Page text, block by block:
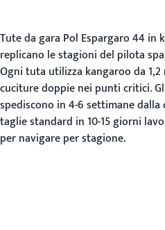
Tute da gara Pol Espargaro 44 in
replicano le stagioni del pilota
Ogni tuta utilizza kangaroo da
cuciture doppie nei punti critici.
spediscono in 4-6 settimane
taglie standard in 10-15 giorni
per navigare per stagione.